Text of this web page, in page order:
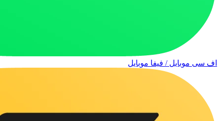
اف سی موبایل / فیفا موبایل